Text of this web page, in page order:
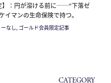
】：円が溶ける前に──“下落ゼ
イマンの生命保険で持つ。
なし, ゴールド会員限定記事